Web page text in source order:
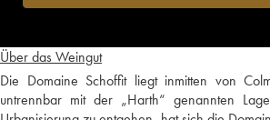
Über das Weingut
Die Domaine Schoffit liegt inmitten von
untrennbar mit der „Harth“ genannten